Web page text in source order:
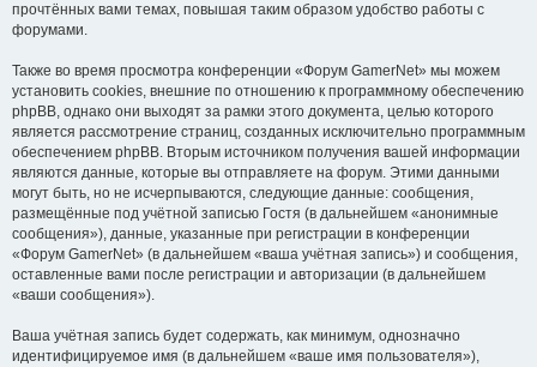
прочтённых вами темах, повышая таким образом удобство работы с
форумами.
Также во время просмотра конференции «Форум GamerNet» мы можем
установить cookies, внешние по отношению к программному обеспечению
phpBB, однако они выходят за рамки этого документа, целью которого
является рассмотрение страниц, созданных исключительно программным
обеспечением phpBB. Вторым источником получения вашей информации
являются данные, которые вы отправляете на форум. Этими данными
могут быть, но не исчерпываются, следующие данные: сообщения,
размещённые под учётной записью Гостя (в дальнейшем «анонимные
сообщения»), данные, указанные при регистрации в конференции
«Форум GamerNet» (в дальнейшем «ваша учётная запись») и сообщения,
оставленные вами после регистрации и авторизации (в дальнейшем
«ваши сообщения»).
Ваша учётная запись будет содержать, как минимум, однозначно
идентифицируемое имя (в дальнейшем «ваше имя пользователя»),